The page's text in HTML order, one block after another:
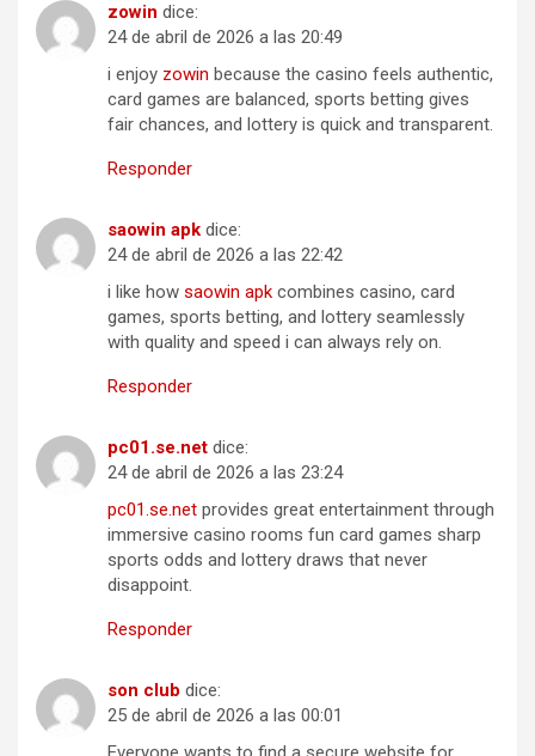
zo​w​i​n dice:
24 de abril de 2026 a las 20:49
i enjoy zo​w​in because the casino feels authentic,
card games are balanced, sports betting gives
fair chances, and lottery is quick and transparent.
Responder
s​a​o​wi​n ​a​p​k dice:
24 de abril de 2026 a las 22:42
i like how sa​o​w​i​n​ ​apk combines casino, card
games, sports betting, and lottery seamlessly
with quality and speed i can always rely on.
Responder
p​c​01.s​e.​n​et dice:
24 de abril de 2026 a las 23:24
pc01​.​s​e.n​e​t provides great entertainment through
immersive casino rooms fun card games sharp
sports odds and lottery draws that never
disappoint.
Responder
so​n​ cl​u​b dice:
25 de abril de 2026 a las 00:01